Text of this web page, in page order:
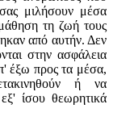
μιλήσουν μέσα
τη ζωή τους
από αυτήν. Δεν
στην ασφάλεια
έξω προς τα μέσα,
ή να
ίσου θεωρητικά